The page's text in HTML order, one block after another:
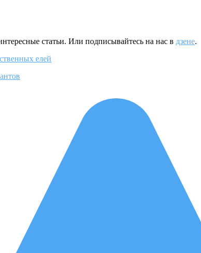
статьи. Или подписывайтесь на нас в дзене.
елей